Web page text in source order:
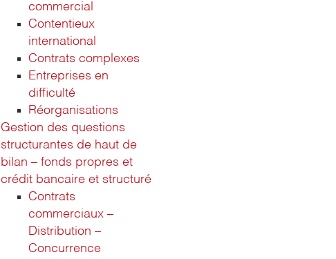
commercial
Contentieux
international
Contrats complexes
Entreprises en
difficulté
Réorganisations
Gestion des questions
structurantes de haut de
bilan – fonds propres et
crédit bancaire et structuré
Contrats
commerciaux –
Distribution –
Concurrence